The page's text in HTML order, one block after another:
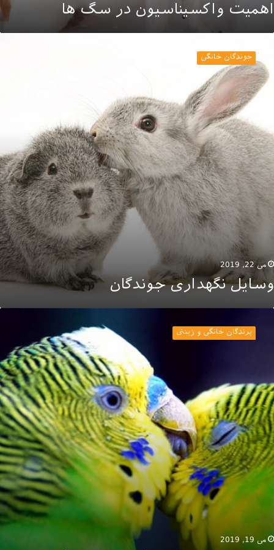
اهمیت واکسیناسیون در سگ ها
نگهداری
جوندگان
جوندگان خانگی
می 22, 2019
وسایل نگهداری جوندگان
مناسب
پرندگان خانگی و زینتی
می 19, 2019